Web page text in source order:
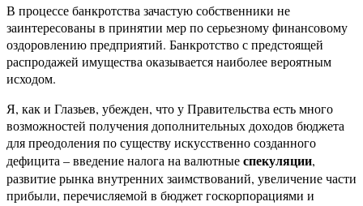
В процессе банкротства зачастую собственники не
заинтересованы в принятии мер по серьезному финансовому
оздоровлению предприятий. Банкротство с предстоящей
распродажей имущества оказывается наиболее вероятным
исходом.
Я, как и Глазьев, убежден, что у Правительства есть много
возможностей получения дополнительных доходов бюджета
для преодоления по существу искусственно созданного
дефицита – введение налога на валютныеспекуляции,
развитие рынка внутренних заимствований, увеличение части
прибыли, перечисляемой в бюджет госкорпорациями и